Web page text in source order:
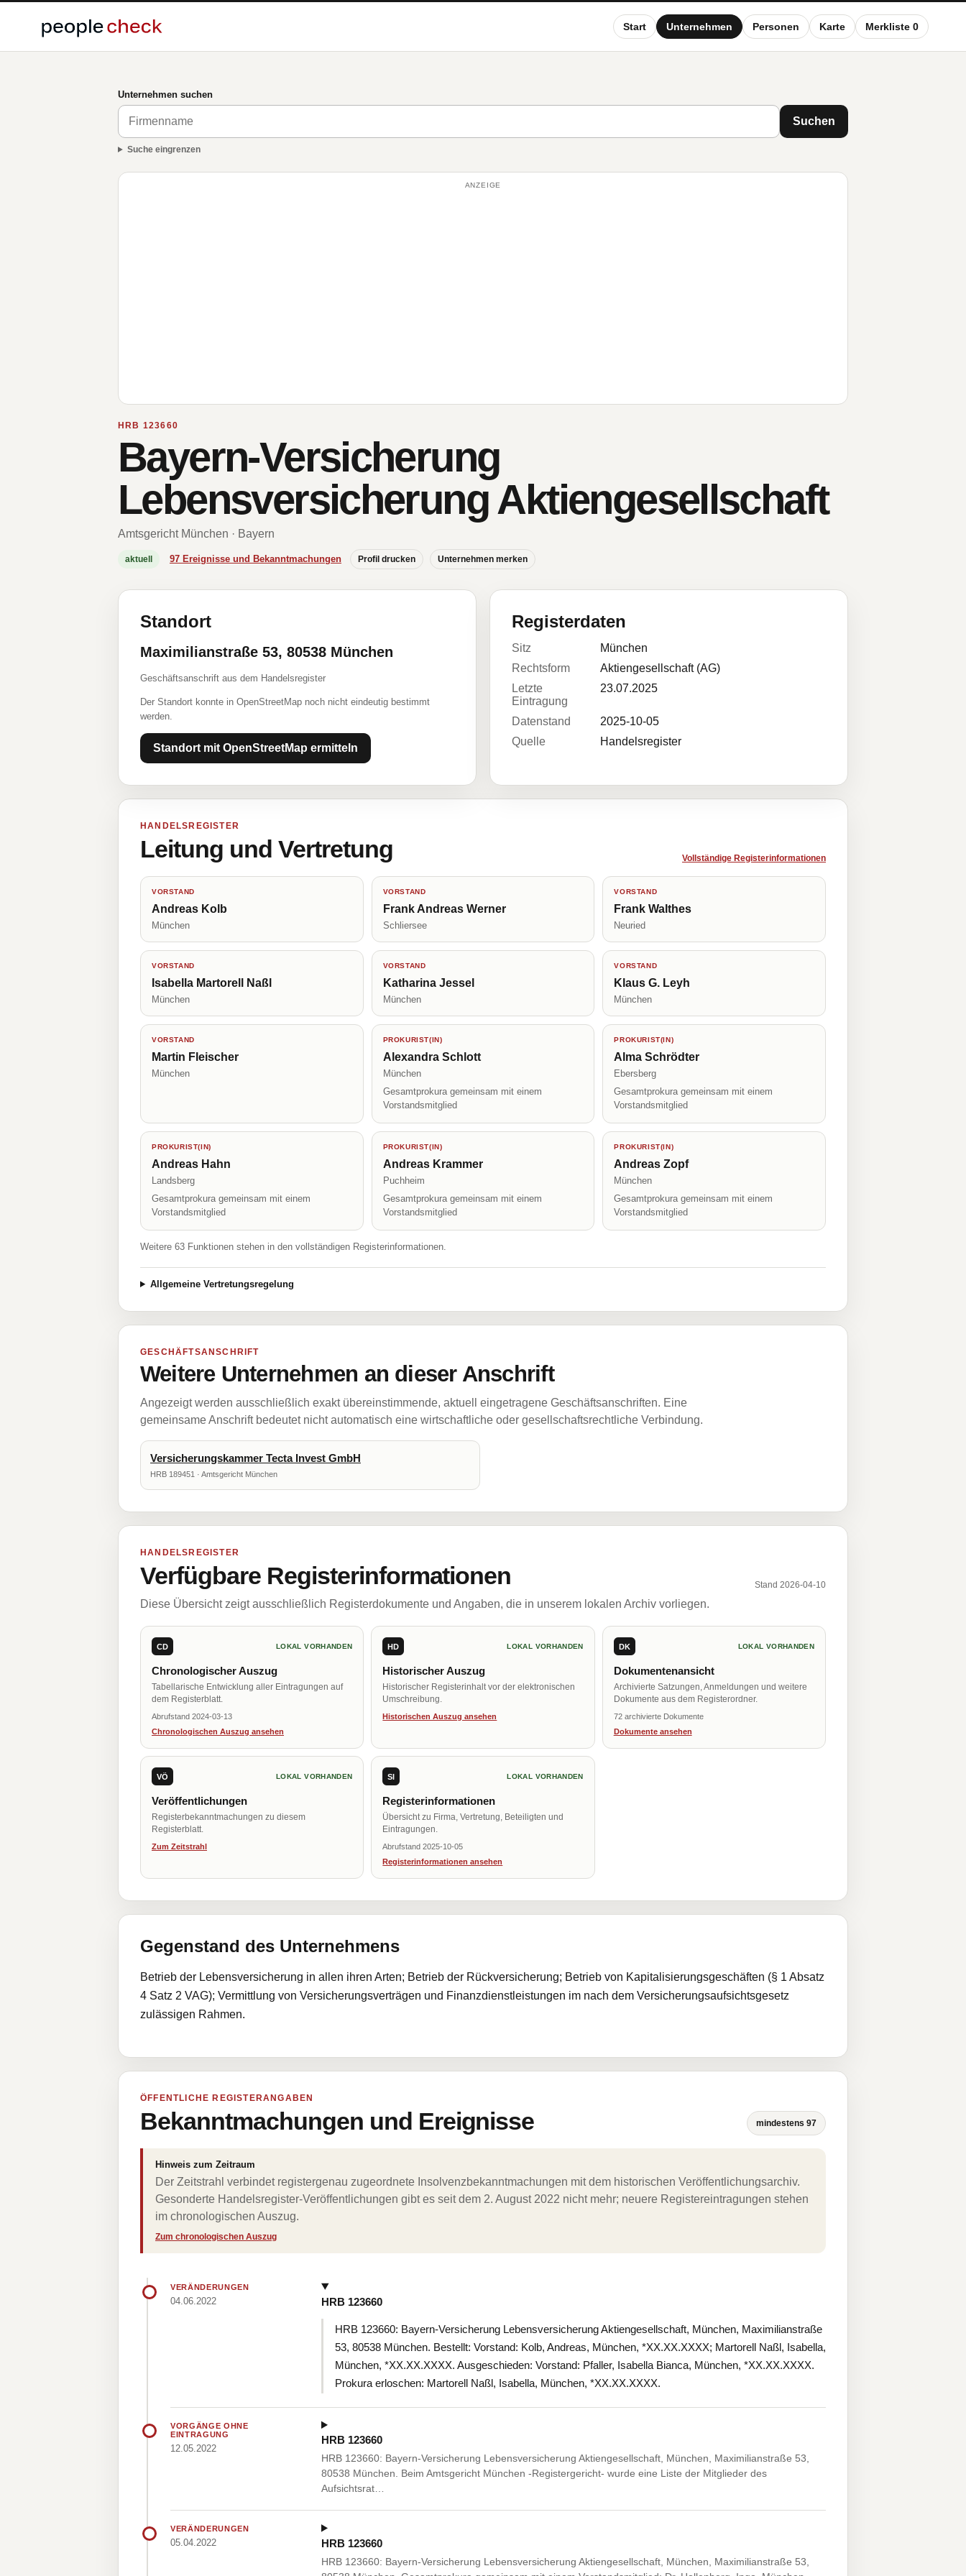
Start Unternehmen Personen Karte Merkliste 0
Unternehmen suchen
Suchen
Suche eingrenzen
ANZEIGE
HRB 123660
Bayern-Versicherung
Lebensversicherung Aktiengesellschaft
Amtsgericht München · Bayern
aktuell 97 Ereignisse und Bekanntmachungen Profil drucken Unternehmen merken
Standort
Maximilianstraße 53, 80538 München
Geschäftsanschrift aus dem Handelsregister
Der Standort konnte in OpenStreetMap noch nicht eindeutig bestimmt
werden.
Standort mit OpenStreetMap ermitteln
Registerdaten
Sitz
München
Rechtsform
Aktiengesellschaft (AG)
Letzte
Eintragung
23.07.2025
Datenstand
2025-10-05
Quelle
Handelsregister
HANDELSREGISTER
Leitung und Vertretung Vollständige Registerinformationen
VORSTAND
Andreas Kolb
München
VORSTAND
Frank Andreas Werner
Schliersee
VORSTAND
Frank Walthes
Neuried
VORSTAND
Isabella Martorell Naßl
München
VORSTAND
Katharina Jessel
München
VORSTAND
Klaus G. Leyh
München
VORSTAND
Martin Fleischer
München
PROKURIST(IN)
Alexandra Schlott
München
Gesamtprokura gemeinsam mit einem
Vorstandsmitglied
PROKURIST(IN)
Alma Schrödter
Ebersberg
Gesamtprokura gemeinsam mit einem
Vorstandsmitglied
PROKURIST(IN)
Andreas Hahn
Landsberg
Gesamtprokura gemeinsam mit einem
Vorstandsmitglied
PROKURIST(IN)
Andreas Krammer
Puchheim
Gesamtprokura gemeinsam mit einem
Vorstandsmitglied
PROKURIST(IN)
Andreas Zopf
München
Gesamtprokura gemeinsam mit einem
Vorstandsmitglied
Weitere 63 Funktionen stehen in den vollständigen Registerinformationen.
Allgemeine Vertretungsregelung
GESCHÄFTSANSCHRIFT
Weitere Unternehmen an dieser Anschrift
Angezeigt werden ausschließlich exakt übereinstimmende, aktuell eingetragene Geschäftsanschriften. Eine
gemeinsame Anschrift bedeutet nicht automatisch eine wirtschaftliche oder gesellschaftsrechtliche Verbindung.
Versicherungskammer Tecta Invest GmbH
HRB 189451 · Amtsgericht München
HANDELSREGISTER
Verfügbare Registerinformationen Stand 2026-04-10
Diese Übersicht zeigt ausschließlich Registerdokumente und Angaben, die in unserem lokalen Archiv vorliegen.
CD LOKAL VORHANDEN
Chronologischer Auszug
Tabellarische Entwicklung aller Eintragungen auf
dem Registerblatt.
Abrufstand 2024-03-13
Chronologischen Auszug ansehen
HD LOKAL VORHANDEN
Historischer Auszug
Historischer Registerinhalt vor der elektronischen
Umschreibung.
Historischen Auszug ansehen
DK LOKAL VORHANDEN
Dokumentenansicht
Archivierte Satzungen, Anmeldungen und weitere
Dokumente aus dem Registerordner.
72 archivierte Dokumente
Dokumente ansehen
VÖ LOKAL VORHANDEN
Veröffentlichungen
Registerbekanntmachungen zu diesem
Registerblatt.
Zum Zeitstrahl
SI LOKAL VORHANDEN
Registerinformationen
Übersicht zu Firma, Vertretung, Beteiligten und
Eintragungen.
Abrufstand 2025-10-05
Registerinformationen ansehen
Gegenstand des Unternehmens
Betrieb der Lebensversicherung in allen ihren Arten; Betrieb der Rückversicherung; Betrieb von Kapitalisierungsgeschäften (§ 1 Absatz
4 Satz 2 VAG); Vermittlung von Versicherungsverträgen und Finanzdienstleistungen im nach dem Versicherungsaufsichtsgesetz
zulässigen Rahmen.
ÖFFENTLICHE REGISTERANGABEN
Bekanntmachungen und Ereignisse mindestens 97
Hinweis zum Zeitraum
Der Zeitstrahl verbindet registergenau zugeordnete Insolvenzbekanntmachungen mit dem historischen Veröffentlichungsarchiv.
Gesonderte Handelsregister-Veröffentlichungen gibt es seit dem 2. August 2022 nicht mehr; neuere Registereintragungen stehen
im chronologischen Auszug.
Zum chronologischen Auszug
VERÄNDERUNGEN
04.06.2022 HRB 123660
HRB 123660: Bayern-Versicherung Lebensversicherung Aktiengesellschaft, München, Maximilianstraße
53, 80538 München. Bestellt: Vorstand: Kolb, Andreas, München, *XX.XX.XXXX; Martorell Naßl, Isabella,
München, *XX.XX.XXXX. Ausgeschieden: Vorstand: Pfaller, Isabella Bianca, München, *XX.XX.XXXX.
Prokura erloschen: Martorell Naßl, Isabella, München, *XX.XX.XXXX.
VORGÄNGE OHNE
EINTRAGUNG
12.05.2022
HRB 123660
HRB 123660: Bayern-Versicherung Lebensversicherung Aktiengesellschaft, München, Maximilianstraße 53,
80538 München. Beim Amtsgericht München -Registergericht- wurde eine Liste der Mitglieder des
Aufsichtsrat…
VERÄNDERUNGEN
05.04.2022 HRB 123660
HRB 123660: Bayern-Versicherung Lebensversicherung Aktiengesellschaft, München, Maximilianstraße 53,